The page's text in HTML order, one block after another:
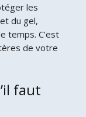
les
du gel,
temps. C’est
de votre
faut